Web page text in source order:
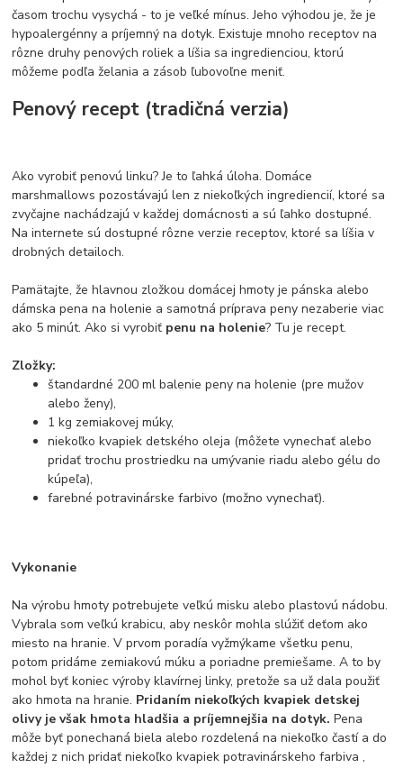
časom trochu vysychá - to je veľké mínus. Jeho výhodou je, že je
hypoalergénny a príjemný na dotyk. Existuje mnoho receptov na
rôzne druhy penových roliek a líšia sa ingredienciou, ktorú
môžeme podľa želania a zásob ľubovoľne meniť.
Penový recept (tradičná verzia)
Ako vyrobiť penovú linku? Je to ľahká úloha. Domáce
marshmallows pozostávajú len z niekoľkých ingrediencií, ktoré sa
zvyčajne nachádzajú v každej domácnosti a sú ľahko dostupné.
Na internete sú dostupné rôzne verzie receptov, ktoré sa líšia v
drobných detailoch.
Pamätajte, že hlavnou zložkou domácej hmoty je pánska alebo
dámska pena na holenie a samotná príprava peny nezaberie viac
ako 5 minút. Ako si vyrobiť penu na holenie? Tu je recept.
Zložky:
štandardné 200 ml balenie peny na holenie (pre mužov
alebo ženy),
1 kg zemiakovej múky,
niekoľko kvapiek detského oleja (môžete vynechať alebo
pridať trochu prostriedku na umývanie riadu alebo gélu do
kúpeľa),
farebné potravinárske farbivo (možno vynechať).
Vykonanie
Na výrobu hmoty potrebujete veľkú misku alebo plastovú nádobu.
Vybrala som veľkú krabicu, aby neskôr mohla slúžiť deťom ako
miesto na hranie. V prvom poradía vyžmýkame všetku penu,
potom pridáme zemiakovú múku a poriadne premiešame. A to by
mohol byť koniec výroby klavírnej linky, pretože sa už dala použiť
ako hmota na hranie. Pridaním niekoľkých kvapiek detskej
olivy je však hmota hladšia a príjemnejšia na dotyk. Pena
môže byť ponechaná biela alebo rozdelená na niekoľko častí a do
každej z nich pridať niekoľko kvapiek potravinárskeho farbiva ,